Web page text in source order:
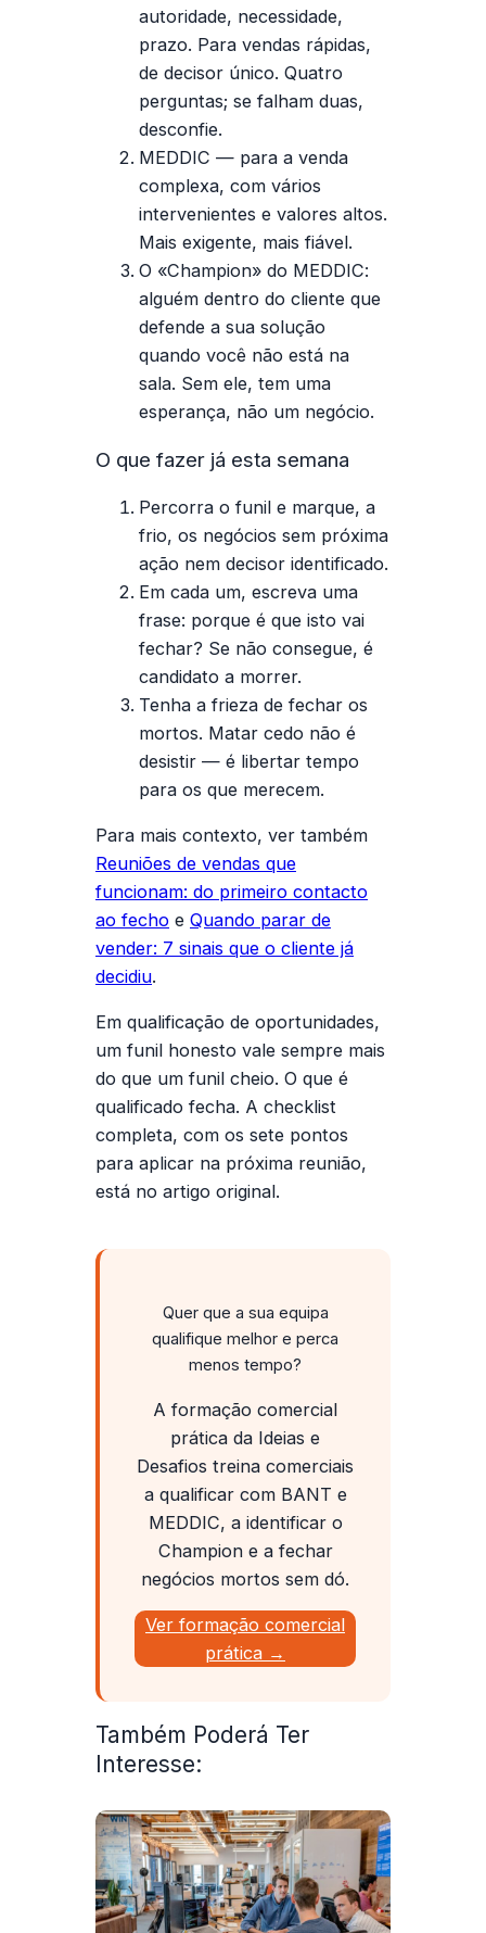
autoridade, necessidade,
prazo. Para vendas rápidas,
de decisor único. Quatro
perguntas; se falham duas,
desconfie.
MEDDIC — para a venda
complexa, com vários
intervenientes e valores altos.
Mais exigente, mais fiável.
O «Champion» do MEDDIC:
alguém dentro do cliente que
defende a sua solução
quando você não está na
sala. Sem ele, tem uma
esperança, não um negócio.
O que fazer já esta semana
Percorra o funil e marque, a
frio, os negócios sem próxima
ação nem decisor identificado.
Em cada um, escreva uma
frase: porque é que isto vai
fechar? Se não consegue, é
candidato a morrer.
Tenha a frieza de fechar os
mortos. Matar cedo não é
desistir — é libertar tempo
para os que merecem.
Para mais contexto, ver também
Reuniões de vendas que
funcionam: do primeiro contacto
ao fecho e Quando parar de
vender: 7 sinais que o cliente já
decidiu.
Em qualificação de oportunidades,
um funil honesto vale sempre mais
do que um funil cheio. O que é
qualificado fecha. A checklist
completa, com os sete pontos
para aplicar na próxima reunião,
está no artigo original.
Quer que a sua equipa
qualifique melhor e perca
menos tempo?
A formação comercial
prática da Ideias e
Desafios treina comerciais
a qualificar com BANT e
MEDDIC, a identificar o
Champion e a fechar
negócios mortos sem dó.
Ver formação comercial
prática →
Também Poderá Ter
Interesse: